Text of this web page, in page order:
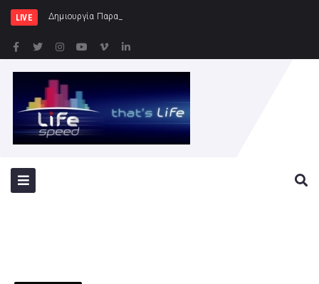
LIVE Δημιουργία Παρατηρητηρίου Έργων στην Περ